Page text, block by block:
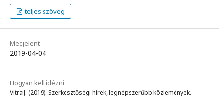
teljes szöveg
Megjelent
2019-04-04
Hogyan kell idézni
VitraiJ. (2019). Szerkesztőségi hírek, legnépszerűbb közlemények.